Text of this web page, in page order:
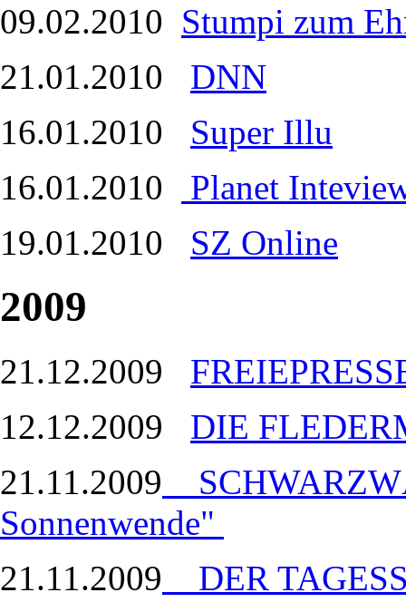
09.02.2010 Stumpi zum
21.01.2010 DNN
16.01.2010 Super Illu
16.01.2010
Planet
19.01.2010 SZ Online
2009
21.12.2009
12.12.2009 DIE
21.11.2009
Sonnenwende"
21.11.2009
DER